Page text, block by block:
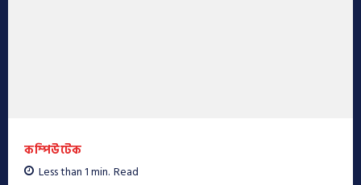
কম্পিউটেক
Less than 1min. Read